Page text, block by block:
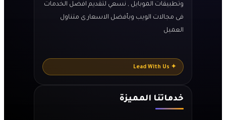
وتطبيقات الموبايل , نسعي لتقديم افضل الخدمات
فى مجالات الويب وبأفضل الاسعار ى متناول
العميل
✦ Lead With Us
خدماتنا المميزة